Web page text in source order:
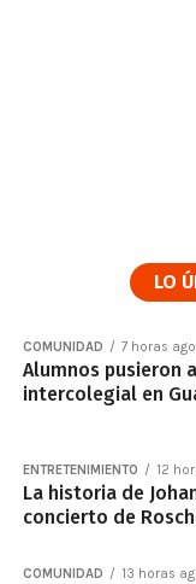
LO
COMUNIDAD 7 horas ago
Alumnos pusieron
intercolegial en
ENTRETENIMIENTO 12
La historia de
concierto de
COMUNIDAD 13 horas